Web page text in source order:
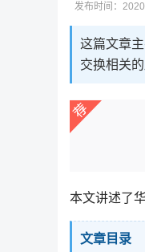
发布时间：
这篇文章
交换相关
本文讲述了
文章目录